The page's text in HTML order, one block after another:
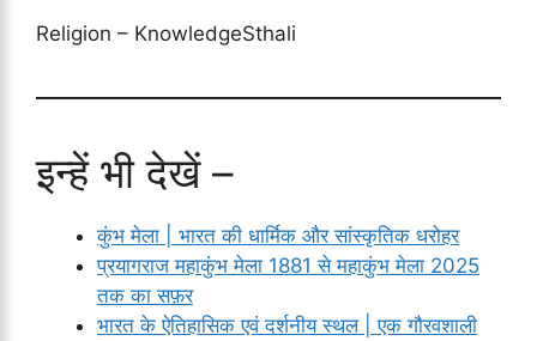
Religion – KnowledgeSthali
इन्हें भी देखें –
कुंभ मेला | भारत की धार्मिक और सांस्कृतिक धरोहर
प्रयागराज महाकुंभ मेला 1881 से महाकुंभ मेला 2025
तक का सफ़र
भारत के ऐतिहासिक एवं दर्शनीय स्थल | एक गौरवशाली